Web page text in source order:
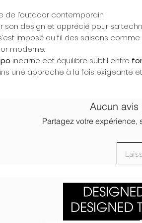
de l’outdoor contemporain
son design et apprécié pour sa
imposé au fil des saisons comme
moderne.
incarne cet équilibre subtil entre
une approche à la fois exigeante et
Aucun avis
Partagez votre expérience,